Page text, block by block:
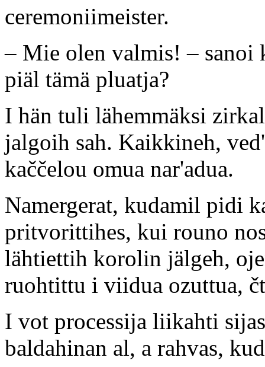
ceremoniimeister.
– Mie olen valmis! –
piäl tämä pluatja?
I hän tuli lähemmäksi
jalgoih sah. Kaikkineh,
kaččelou omua nar'adua.
Namergerat, kudamil pidi
pritvorittihes, kui rouno
lähtiettih korolin jälgeh,
ruohtittu i viidua ozuttua,
I vot processija liikahti
baldahinan al, a rahvas,